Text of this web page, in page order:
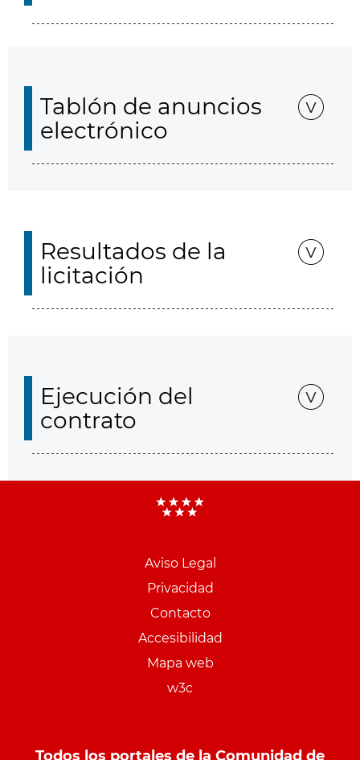
Tablón de anuncios
electrónico
Resultados de la
licitación
Ejecución del
contrato
Aviso Legal
Privacidad
Contacto
Accesibilidad
Mapa web
w3c
Todos los portales de la Comunidad de